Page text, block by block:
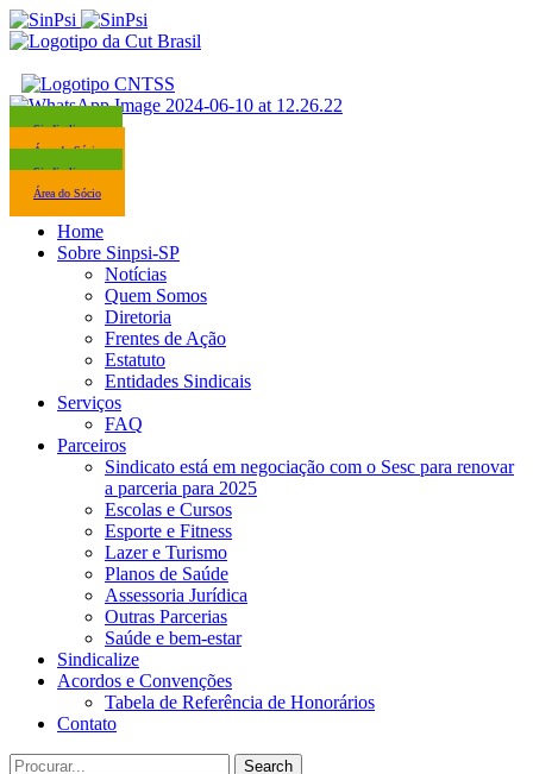
Sindicalize-se
Área do Sócio
Sindicalize-se
Área do Sócio
Home
Sobre Sinpsi-SP
Notícias
Quem Somos
Diretoria
Frentes de Ação
Estatuto
Entidades Sindicais
Serviços
FAQ
Parceiros
Sindicato está em negociação com o Sesc para renovar
a parceria para 2025
Escolas e Cursos
Esporte e Fitness
Lazer e Turismo
Planos de Saúde
Assessoria Jurídica
Outras Parcerias
Saúde e bem-estar
Sindicalize
Acordos e Convenções
Tabela de Referência de Honorários
Contato
Search